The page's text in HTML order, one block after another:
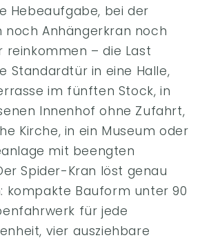
Hebeaufgabe, bei der
noch Anhängerkran noch
reinkommen – die Last
Standardtür in eine Halle,
im fünften Stock, in
Innenhof ohne Zufahrt,
Kirche, in ein Museum oder
mit beengten
Spider-Kran löst genau
kompakte Bauform unter 90
für jede
vier ausziehbare